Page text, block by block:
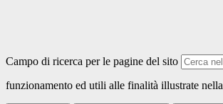
Campo di ricerca per le pagine del sito
funzionamento ed utili alle finalità illustrate nella